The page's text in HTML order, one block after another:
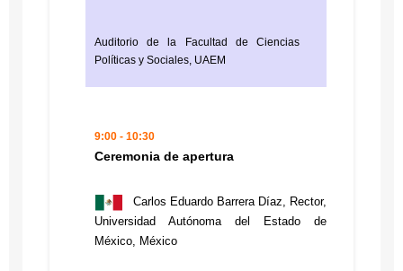
Auditorio de la Facultad de Ciencias
Políticas y Sociales, UAEM
9:00 - 10:30
Ceremonia de apertura
Carlos Eduardo Barrera Díaz, Rector,
Universidad Autónoma del Estado de
México, México